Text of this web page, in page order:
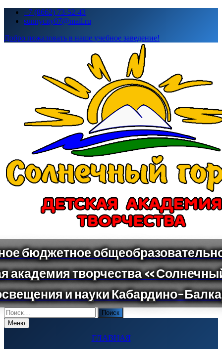
Перейти+7 (8662) 73-52-43
sunnycity07@mail.ru
Добро пожаловать в наше учебное заведение!
Поиск
по:Меню
ГЛАВНАЯ